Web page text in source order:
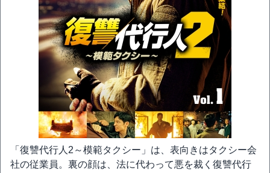
「復讐代行人2～模範タクシー」は、表向きはタクシー会
社の従業員。裏の顔は、法に代わって悪を裁く復讐代行